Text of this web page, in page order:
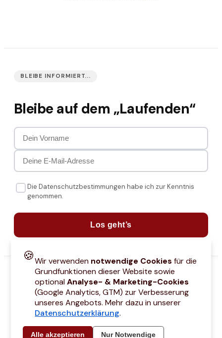
BLEIBE INFORMIERT...
Bleibe auf dem „Laufenden“
Die Datenschutzbestimmungen habe ich zur Kenntnis
genommen.
Los geht’s
🍪Wir verwenden notwendige Cookies für die
Grundfunktionen dieser Website sowie
optionalAnalyse- & Marketing-Cookies
(Google Analytics, GTM) zur Verbesserung
unseres Angebots. Mehr dazu in unserer
Datenschutzerklärung.
Alle akzeptieren Nur Notwendige